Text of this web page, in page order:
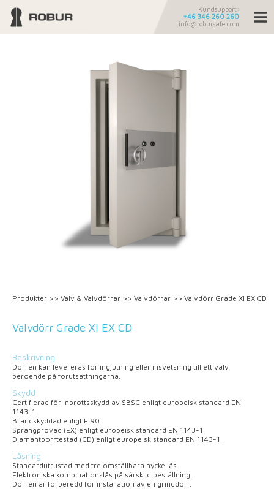
Kundsupport:
+46 346 260 260
info@robursafe.com
Produkter >> Valv & Valvdörrar >> Valvdörrar >> Valvdörr Grade XI EX CD
Valvdörr Grade XI EX CD
Beskrivning
Dörren kan levereras för ingjutning eller insvetsning till ett valv
beroende på förutsättningarna.
Skydd
Certifierad för inbrottsskydd av SBSC enligt europeisk standard EN
1143-1.
Brandskyddad enligt El90.
Sprängprovad (EX) enligt europeisk standard EN 1143-1.
Diamantborrtestad (CD) enligt europeisk standard EN 1143-1.
Låsning
Standardutrustad med tre omställbara nyckellås.
Elektroniska kombinationslås på särskild beställning.
Dörren är förberedd för installation av en grinddörr.